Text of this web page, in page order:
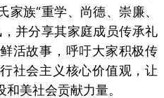
家族“重学、尚德、崇廉、
并分享其家庭成员传承礼
活故事，呼吁大家积极传
社会主义核心价值观，让
美社会贡献力量。